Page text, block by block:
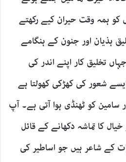
کو ہمہ وقت حیران کیے رکھتے
ہذیان اور جنون کے ہنگامے
تخلیق کار اپنے اندر کی
شعور کی کھڑکی کھولتا ہے
کو ٹھنڈی ہوا آتی ہے۔ آپ
کا تماشہ دکھانے کے قائل
کے شاعر ہیں جو اساطیر کی